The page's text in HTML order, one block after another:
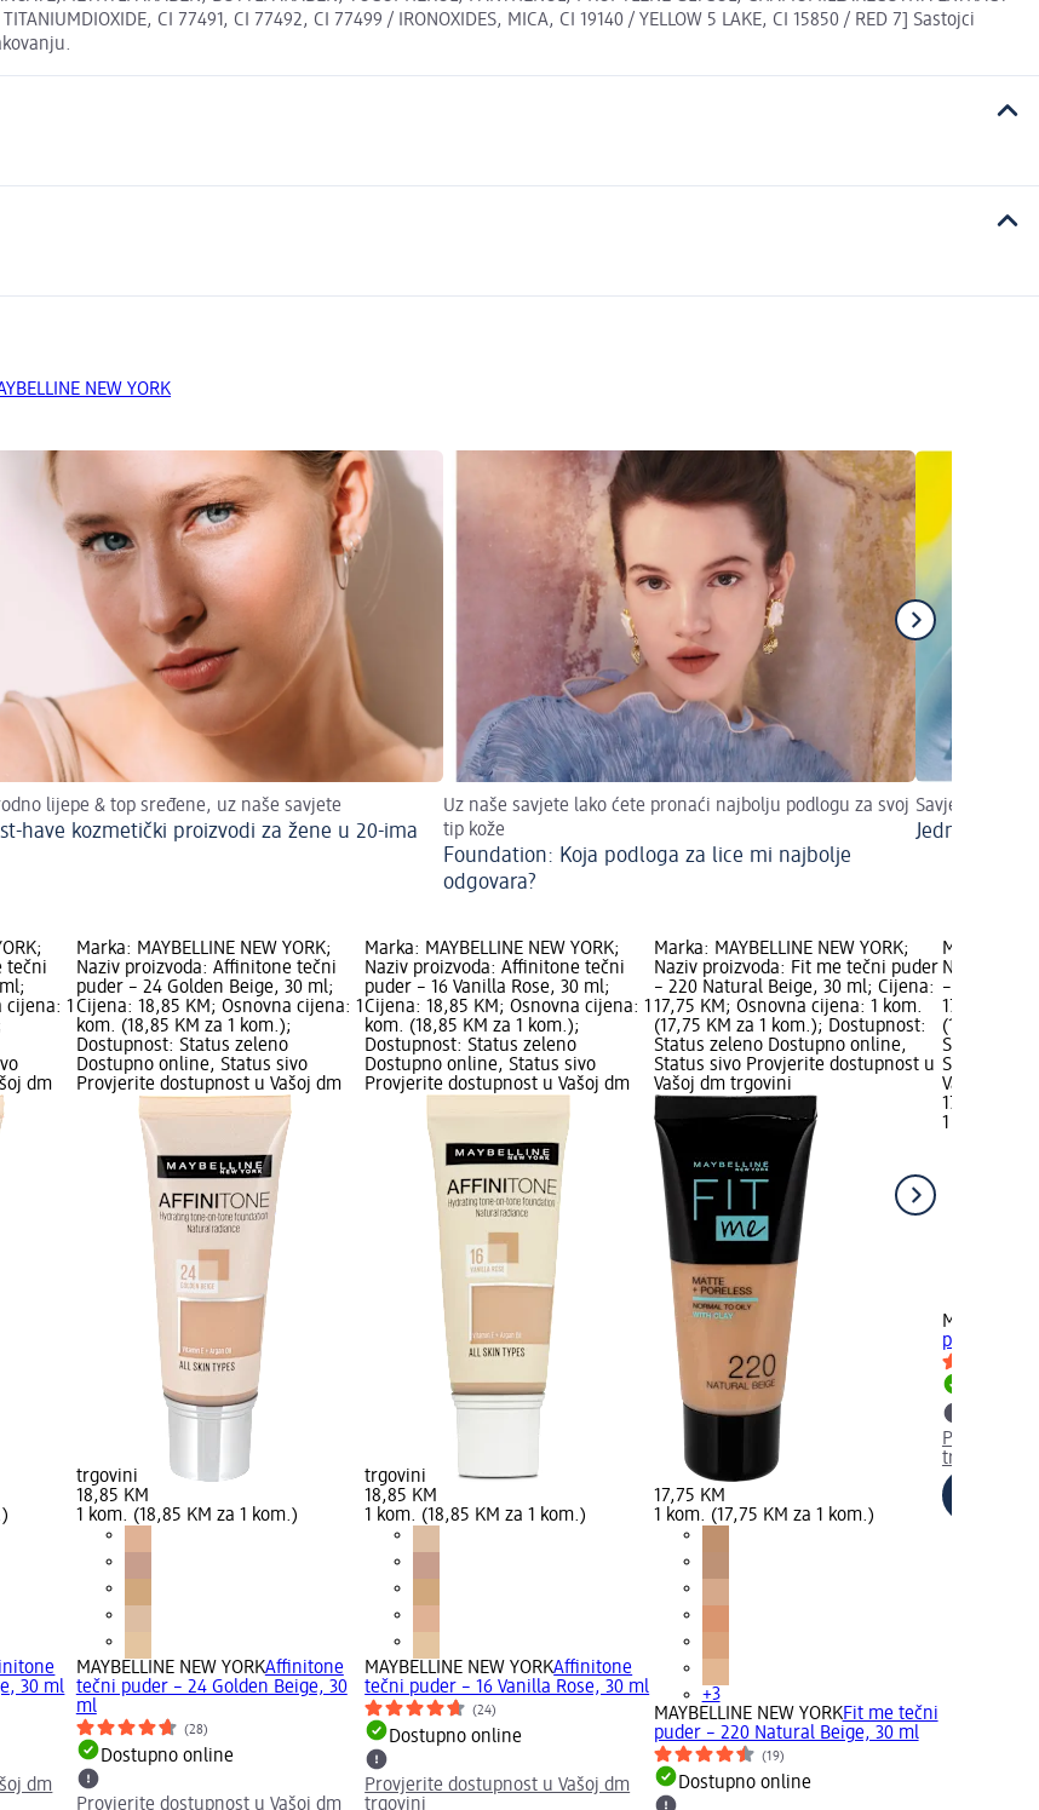
CI 77491, CI 77492, CI 77499 / IRONOXIDES, MICA, CI 19140 / YELLOW 5 LAKE, CI 15850 / RED 7] Sastojci
NEW YORK
lijepe & top sređene, uz naše savjete
have kozmetički proizvodi za žene u 20-ima
Uz naše savjete lako ćete pronaći najbolju podlogu za svoj
tip kože
Foundation: Koja podloga za lice mi najbolje
odgovara?
Savjeti za
Jednostavno
tečni
cijena: 1
dm
30 ml
dm
Marka: MAYBELLINE NEW YORK;
Naziv proizvoda: Affinitone tečni
puder – 24 Golden Beige, 30 ml;
Cijena: 18,85 KM; Osnovna cijena: 1
kom. (18,85 KM za 1 kom.);
Dostupnost: Status zeleno
Dostupno online, Status sivo
Provjerite dostupnost u Vašoj dm
trgovini
18,85 KM
1 kom. (18,85 KM za 1 kom.)
MAYBELLINE NEW YORKAffinitone
tečni puder – 24 Golden Beige, 30
ml
(28)
Dostupno online
Provjerite dostupnost u Vašoj dm
Marka: MAYBELLINE NEW YORK;
Naziv proizvoda: Affinitone tečni
puder – 16 Vanilla Rose, 30 ml;
Cijena: 18,85 KM; Osnovna cijena: 1
kom. (18,85 KM za 1 kom.);
Dostupnost: Status zeleno
Dostupno online, Status sivo
Provjerite dostupnost u Vašoj dm
trgovini
18,85 KM
1 kom. (18,85 KM za 1 kom.)
MAYBELLINE NEW YORKAffinitone
tečni puder – 16 Vanilla Rose, 30 ml
(24)
Dostupno online
Provjerite dostupnost u Vašoj dm
trgovini
Marka: MAYBELLINE NEW YORK;
Naziv proizvoda: Fit me tečni puder
– 220 Natural Beige, 30 ml; Cijena:
17,75 KM; Osnovna cijena: 1 kom.
(17,75 KM za 1 kom.); Dostupnost:
Status zeleno Dostupno online,
Status sivo Provjerite dostupnost u
Vašoj dm trgovini
17,75 KM
1 kom. (17,75 KM za 1 kom.)
+3
MAYBELLINE NEW YORKFit me tečni
puder – 220 Natural Beige, 30 ml
(19)
Dostupno online
Marka:
Naziv
– 130 Buff
17,75 KM;
(17,75 KM
Status
Status sivo
Vašoj dm
17,75 KM
1 kom.
puder –
Provjerite
trgovini